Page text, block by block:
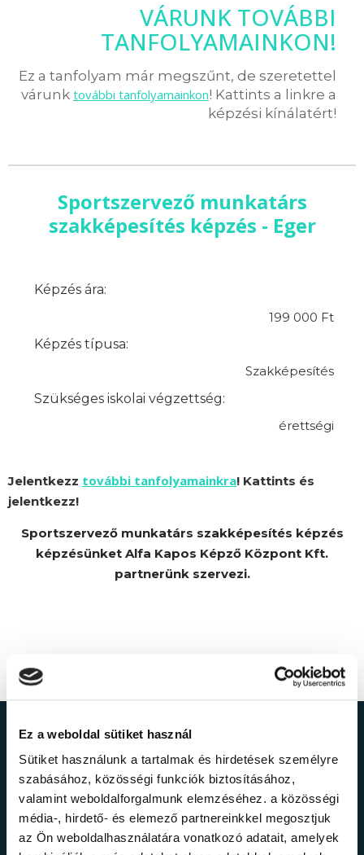
Ez a weboldal sütiket használ
Sütiket használunk a tartalmak és hirdetések személyre
szabásához, közösségi funkciók biztosításához,
valamint weboldalforgalmunk elemzéséhez. a közösségi
média-, hirdető- és elemező partnereinkkel megosztjuk
az Ön weboldalhasználatára vonatkozó adatait, amelyek
VÁRUNK TOVÁBBI
TANFOLYAMAINKON!
Ez a tanfolyam már megszűnt, de szeretettel
várunk további tanfolyamainkon! Kattints a linkre a
képzési kínálatért!
Sportszervező munkatárs
szakképesítés képzés - Eger
Képzés ára:
199 000 Ft
Képzés típusa:
Szakképesítés
Szükséges iskolai végzettség:
érettségi
Jelentkezz további tanfolyamainkra! Kattints és
jelentkezz!
Sportszervező munkatárs szakképesítés képzés
képzésünket Alfa Kapos Képző Központ Kft.
partnerünk szervezi.
Ne maradj le a
legfrissebb
információkról!